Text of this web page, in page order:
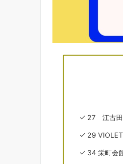
27 江古
29
34 栄町会